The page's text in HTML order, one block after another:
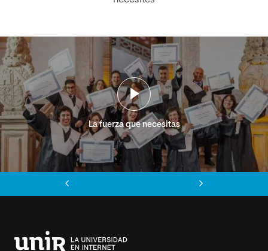
La fuerza que necesitas